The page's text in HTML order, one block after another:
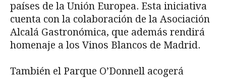
países de la Unión Europea. Esta iniciativa
cuenta con la colaboración de la Asociación
Alcalá Gastronómica, que además rendirá
homenaje a los Vinos Blancos de Madrid.
También el Parque O’Donnell acogerá